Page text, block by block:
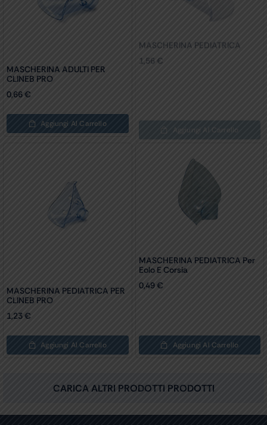
MASCHERINA ADULTI PER
CLINEB PRO
0,66€
Aggiungi Al Carrello Aggiungi Al Carrello
MASCHERINA PEDIATRICA PER
CLINEB PRO
1,23€
Aggiungi Al Carrello
MASCHERINA PEDIATRICA Per
Eolo E Corsia
0,49 €
Aggiungi Al Carrello
CARICA ALTRI PRODOTTI PRODOTTI